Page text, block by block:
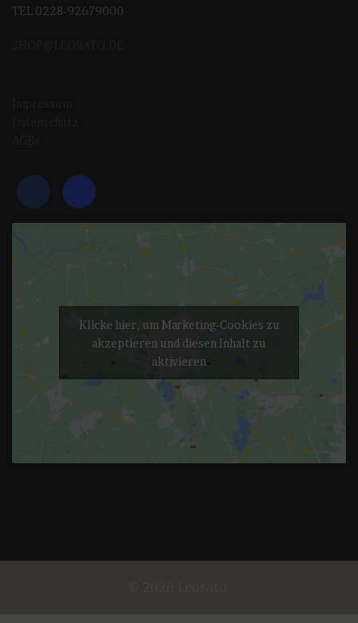
TEL 0228-92679000
Klicke hier, um Marketing-Cookies zu
akzeptieren und diesen Inhalt zu
aktivieren